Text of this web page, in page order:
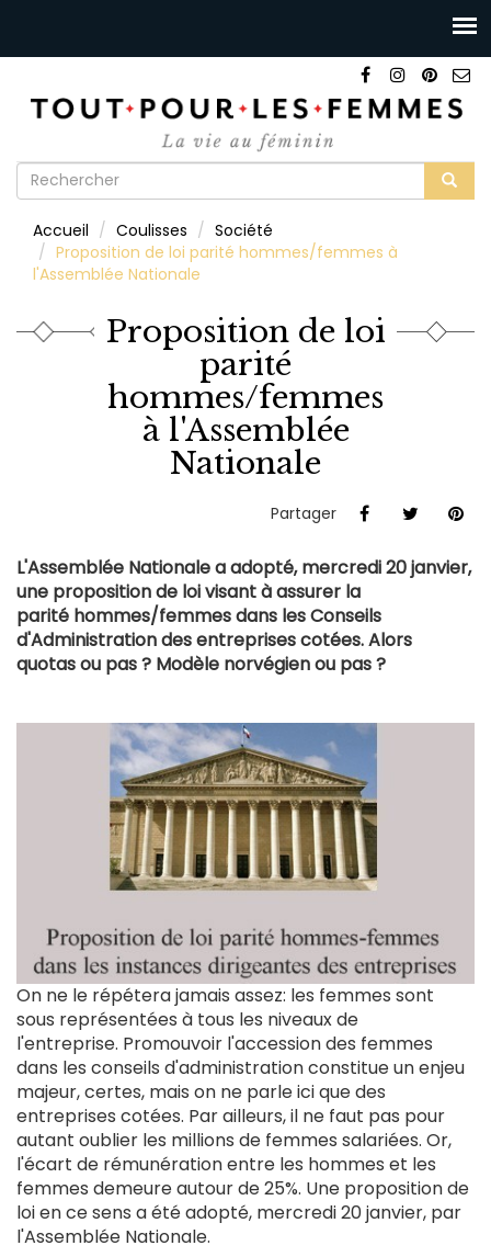
Formulaire
recherche
Accueil Coulisses
Société
Proposition de loi parité hommes/femmes à
l'Assemblée Nationale
Proposition de loi
parité
hommes/femmes
à l'Assemblée
Nationale
Partager
L'Assemblée Nationale a adopté, mercredi 20 janvier,
une proposition de loi visant à assurer la
parité hommes/femmes dans les Conseils
d'Administration des entreprises cotées. Alors
quotas ou pas ? Modèle norvégien ou pas ?
On ne le répétera jamais assez: les femmes sont
sous représentées à tous les niveaux de
l'entreprise. Promouvoir l'accession des femmes
dans les conseils d'administration constitue un enjeu
majeur, certes, mais on ne parle ici que des
entreprises cotées. Par ailleurs, il ne faut pas pour
autant oublier les millions de femmes salariées. Or,
l'écart de rémunération entre les hommes et les
femmes demeure autour de 25%. Une proposition de
loi en ce sens a été adopté, mercredi 20 janvier, par
l'Assemblée Nationale.